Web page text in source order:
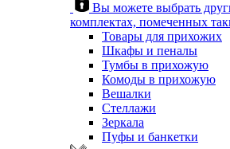
Вы можете выбрать
комплектах, помеченных
Товары для прихожих
Шкафы и пеналы
Тумбы в прихожую
Комоды в прихожую
Вешалки
Стеллажи
Зеркала
Пуфы и банкетки